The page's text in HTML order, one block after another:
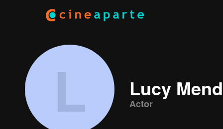
L Lucy
Actor